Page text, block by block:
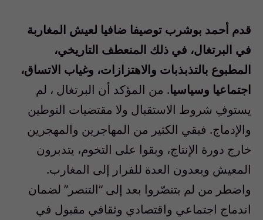
قدم أحمد بوشرب توصيفا ضافيا لعيش المغاربة
في البرتغال، في ذلك المنعطف التاريخي،
المطبوع بالتذبذبات والاهتزازات، وغياب الاتساق،
اجتماعيا وسياسيا. من المؤكد أن البرتغال ، لم
يستوفِ شروط الاستقبال ولا مقتضيات التوطين
والإدماج. فبقي الكثير من المهاجرين والمهجرين
خارج دورة الإنتاج، وبقوا على التخوم، يتدبرون
المعيش ويعدون العدة للفرار إلى المغارب.
واضطر من لم يتنصّروا بعد إلى “التنصر” لضمان
اندماج اجتماعي واقتصادي وثقافي مقبول في